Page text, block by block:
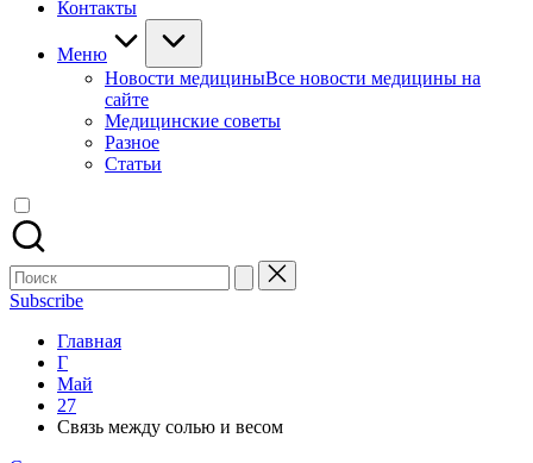
Контакты
Меню
Новости медициныВсе новости медицины на
сайте
Медицинские советы
Разное
Статьи
Поиск
для:
Subscribe
Главная
Г
Май
27
Связь между солью и весом